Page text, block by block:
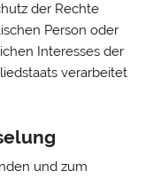
der Rechte
Person oder
Interesses der
verarbeitet
und zum